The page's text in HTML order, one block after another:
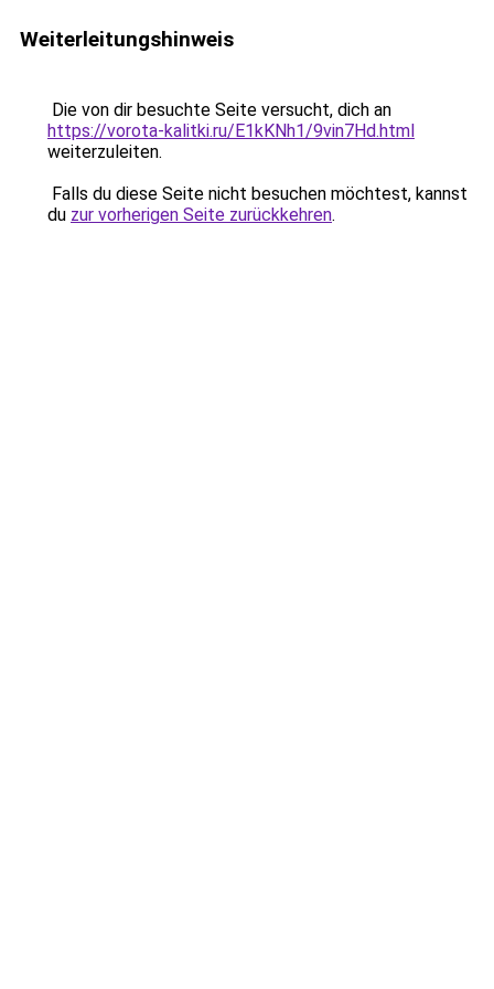
Weiterleitungshinweis
Die von dir besuchte Seite versucht, dich an
https://vorota-kalitki.ru/E1kKNh1/9vin7Hd.html
weiterzuleiten.
Falls du diese Seite nicht besuchen möchtest, kannst
du zur vorherigen Seite zurückkehren.